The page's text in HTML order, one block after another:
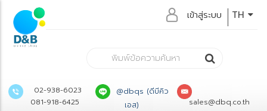
TH
เข้าสู่ระบบ
02-938-6023
081-918-6425
@dbqs (ดีบีคิว
เอส)
sales@dbq.co.th